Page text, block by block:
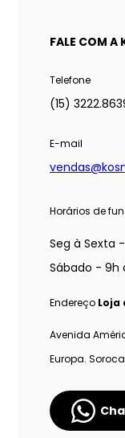
FALE COM A
Telefone
(15)
E-mail
Horários de
Seg à Sexta
Sábado - 9h
Endereço Loja
Avenida
Europa.